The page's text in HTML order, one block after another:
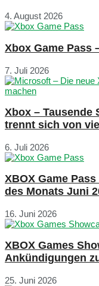
4. August 2026
Xbox Game Pass
7. Juli 2026
Xbox – Tausende
trennt sich von
6. Juli 2026
XBOX Game
des Monats Juni
16. Juni 2026
XBOX Games
Ankündigungen
25. Juni 2026